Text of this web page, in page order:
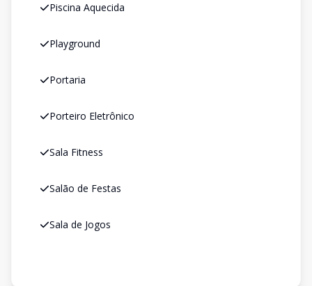
Piscina Aquecida
Playground
Portaria
Porteiro Eletrônico
Sala Fitness
Salão de Festas
Sala de Jogos